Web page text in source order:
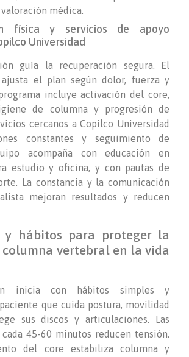
médica.
física y servicios de apoyo
Universidad
guía la recuperación segura. El
el plan según dolor, fuerza y
incluye activación del core,
de columna y progresión de
cercanos a Copilco Universidad
constantes y seguimiento de
acompaña con educación en
estudio y oficina, y con pautas de
La constancia y la comunicación
mejoran resultados y reducen
y hábitos para proteger la
vertebral en la vida
inicia con hábitos simples y
que cuida postura, movilidad
sus discos y articulaciones. Las
cada 45-60 minutos reducen tensión.
del core estabiliza columna y